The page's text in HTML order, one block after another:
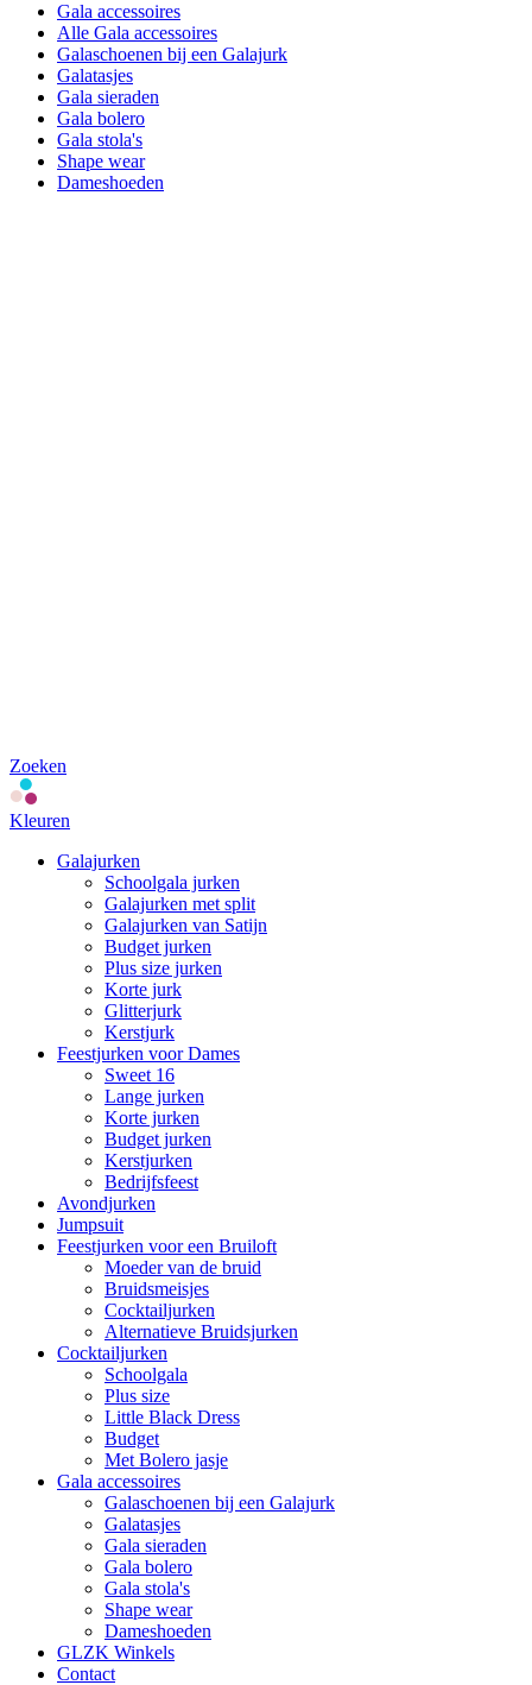
Gala accessoires
Alle Gala accessoires
Galaschoenen bij een Galajurk
Galatasjes
Gala sieraden
Gala bolero
Gala stola's
Shape wear
Dameshoeden
Zoeken
Kleuren
Galajurken
Schoolgala jurken
Galajurken met split
Galajurken van Satijn
Budget jurken
Plus size jurken
Korte jurk
Glitterjurk
Kerstjurk
Feestjurken voor Dames
Sweet 16
Lange jurken
Korte jurken
Budget jurken
Kerstjurken
Bedrijfsfeest
Avondjurken
Jumpsuit
Feestjurken voor een Bruiloft
Moeder van de bruid
Bruidsmeisjes
Cocktailjurken
Alternatieve Bruidsjurken
Cocktailjurken
Schoolgala
Plus size
Little Black Dress
Budget
Met Bolero jasje
Gala accessoires
Galaschoenen bij een Galajurk
Galatasjes
Gala sieraden
Gala bolero
Gala stola's
Shape wear
Dameshoeden
GLZK Winkels
Contact